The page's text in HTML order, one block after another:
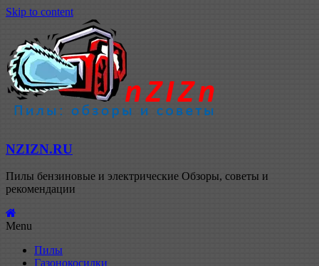
Skip to content
NZIZN.RU
Пилы бензиновые и электрические Обзоры, советы и
рекомендации
Menu
Пилы
Газонокосилки